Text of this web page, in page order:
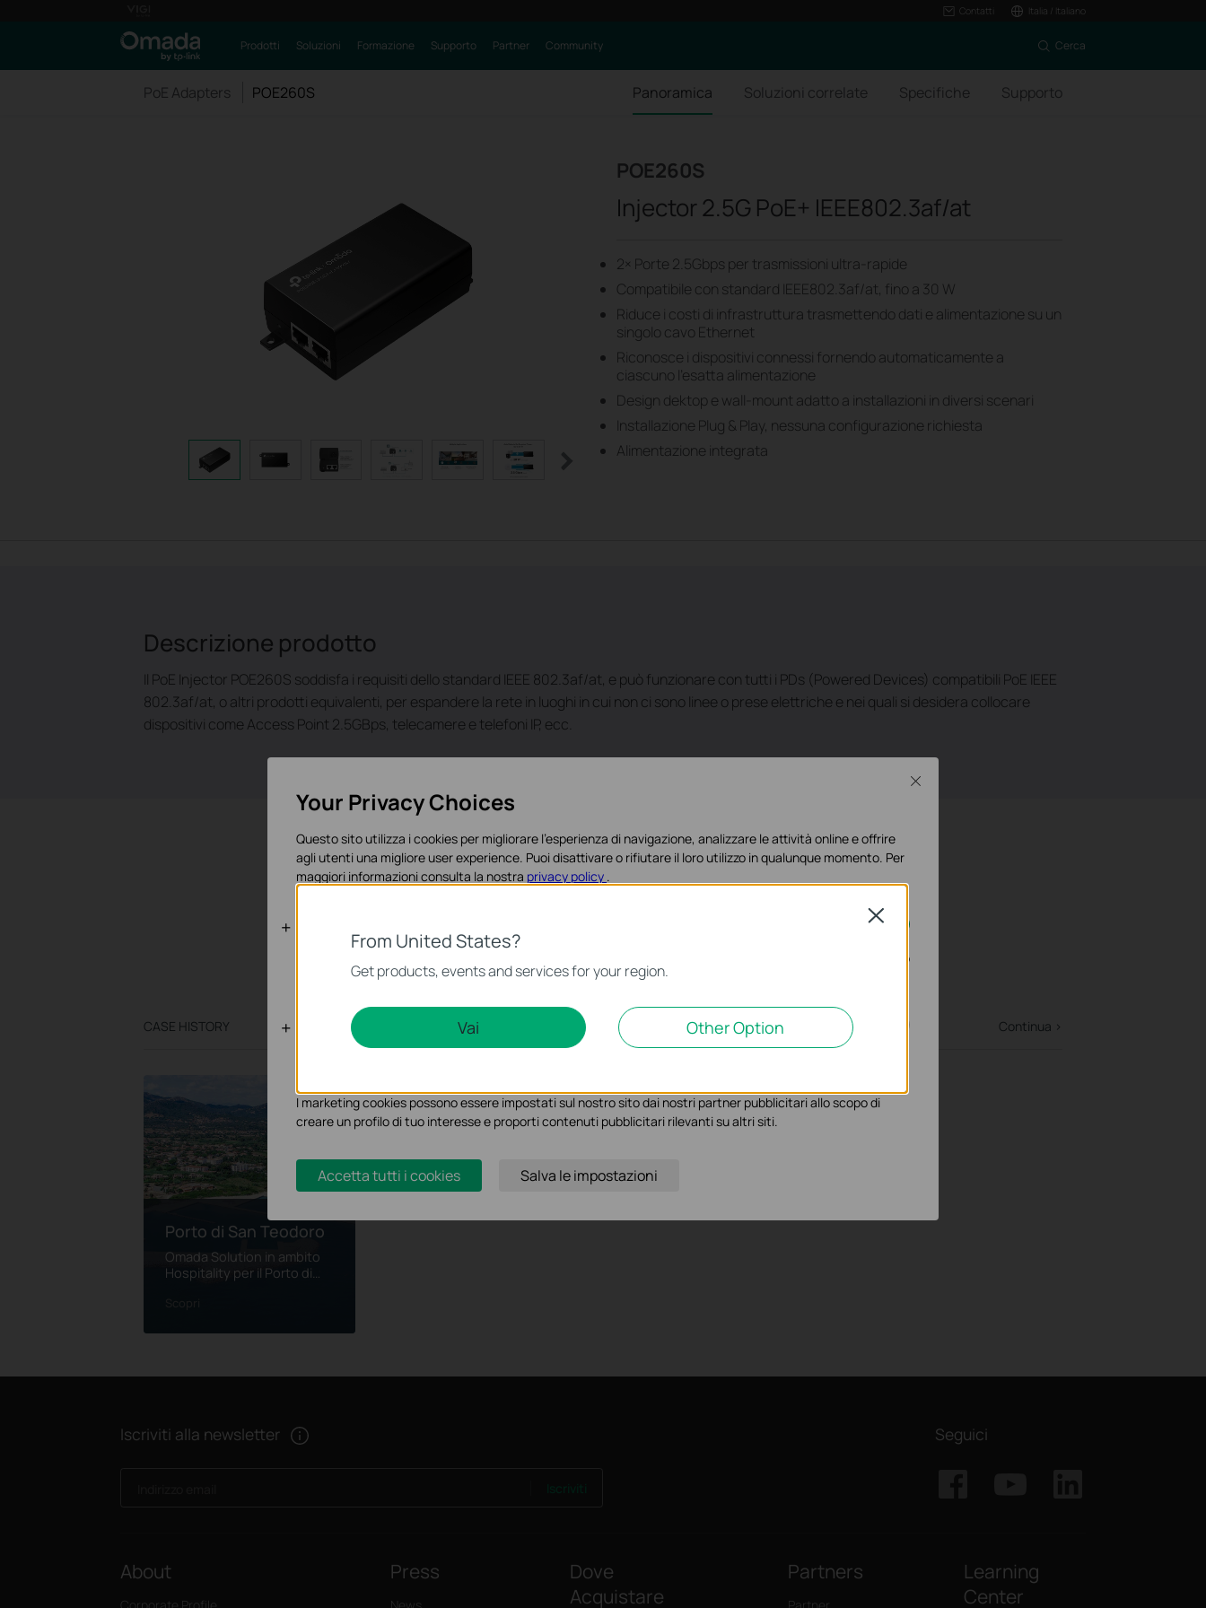
Contatti Italia / Italiano
Prodotti Soluzioni Formazione Supporto Partner Community Cerca
PoE Adapters POE260S Panoramica Soluzioni correlate Specifiche Supporto
POE260S
Injector 2.5G PoE+ IEEE802.3af/at
2× Porte 2.5Gbps per trasmissioni ultra-rapide
Compatibile con standard IEEE802.3af/at, fino a 30 W
Riduce i costi di infrastruttura trasmettendo dati e alimentazione su un
singolo cavo Ethernet
Riconosce i dispositivi connessi fornendo automaticamente a
ciascuno l'esatta alimentazione
Design dektop e wall-mount adatto a installazioni in diversi scenari
Installazione Plug & Play, nessuna configurazione richiesta
Alimentazione integrata
Descrizione prodotto
Il PoE Injector POE260S soddisfa i requisiti dello standard IEEE 802.3af/at, e può funzionare con tutti i PDs (Powered Devices) compatibili PoE IEEE
802.3af/at, o altri prodotti equivalenti, per espandere la rete in luoghi in cui non ci sono linee o prese elettriche e nei quali si desidera collocare
dispositivi come Access Point 2.5GBps, telecamere e telefoni IP, ecc.
Continua >
CASE HISTORY
Porto di San Teodoro
Omada Solution in ambito
Hospitality per il Porto di
Porto di San Teodoro
Omada Solution in ambito
Hospitality per il Porto di
San Teodoro. Progetto
realizzato dal Partner Flyip.
Iscriviti alla newsletter Seguici
About Press
Dove
Acquistare
Partners
Learning
Center
From United States?
Get products, events and services for your region.
Vai Other Option
Close
Your Privacy Choices
Questo sito utilizza i cookies per migliorare l'esperienza di navigazione, analizzare le attività online e offrire
agli utenti una migliore user experience. Puoi disattivare o rifiutare il loro utilizzo in qualunque momento. Per
maggiori informazioni consulta la nostra privacy policy .
Questi cookies sono necessari per il corretto funzionamento del sito e non possono essere disattivati nel tuo
Analytics e Marketing Cookies
I marketing cookies possono essere impostati sul nostro sito dai nostri partner pubblicitari allo scopo di
creare un profilo di tuo interesse e proporti contenuti pubblicitari rilevanti su altri siti.
Accetta tutti i cookies Salva le impostazioni
Close